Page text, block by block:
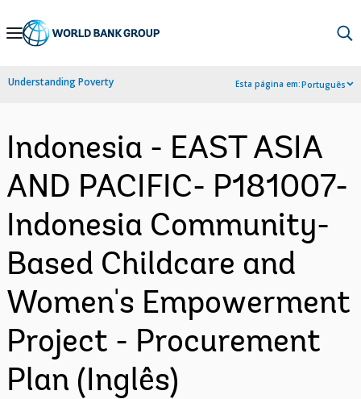
Skip
Navigation
Understanding Poverty Esta página em:Português
Indonesia - EAST ASIA
AND PACIFIC- P181007-
Indonesia Community-
Based Childcare and
Women's Empowerment
Project - Procurement
Plan (Inglês)